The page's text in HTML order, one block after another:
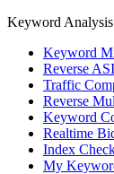
Keyword Analysis
Keyword
Reverse
Traffic
Reverse
Keyword
Realtime
Index
My